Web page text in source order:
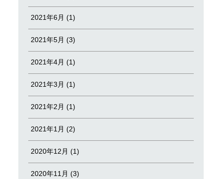
2021年6月 (1)
2021年5月 (3)
2021年4月 (1)
2021年3月 (1)
2021年2月 (1)
2021年1月 (2)
2020年12月 (1)
2020年11月 (3)